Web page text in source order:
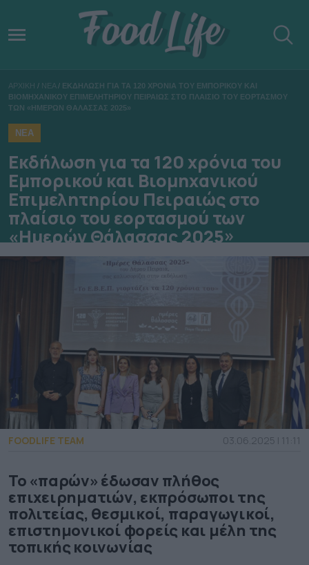
ΑΡΧΙΚΗ / ΝΕΑ / ΕΚΔΗΛΩΣΗ ΓΙΑ ΤΑ 120 ΧΡΟΝΙΑ ΤΟΥ ΕΜΠΟΡΙΚΟΥ ΚΑΙ
ΒΙΟΜΗΧΑΝΙΚΟΥ ΕΠΙΜΕΛΗΤΗΡΙΟΥ ΠΕΙΡΑΙΩΣ ΣΤΟ ΠΛΑΙΣΙΟ ΤΟΥ ΕΟΡΤΑΣΜΟΥ
ΤΩΝ «ΗΜΕΡΩΝ ΘΑΛΑΣΣΑΣ 2025»
ΝΕΑ
Εκδήλωση για τα 120 χρόνια του
Εμπορικού και Βιομηχανικού
Επιμελητηρίου Πειραιώς στο
πλαίσιο του εορτασμού των
«Ημερών Θάλασσας 2025»
FOODLIFE TEAM 03.06.2025 | 11:11
Το «παρών» έδωσαν πλήθος
επιχειρηματιών, εκπρόσωποι της
πολιτείας, θεσμικοί, παραγωγικοί,
επιστημονικοί φορείς και μέλη της
τοπικής κοινωνίας